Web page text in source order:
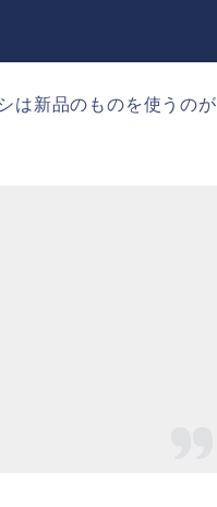
は新品のものを使うのが